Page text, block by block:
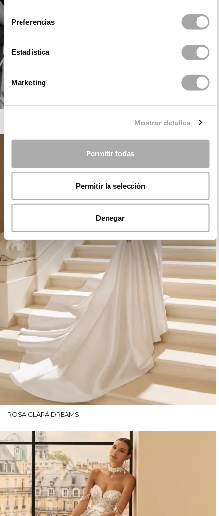
consentimiento
Preferencias
Estadística
Marketing
Mostrar detalles
Permitir todas
Permitir la selección
Denegar
ROSA CLARÁ DREAMS